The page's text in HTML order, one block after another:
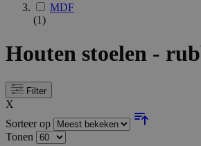
MDF
(1)
Houten stoelen -
Filter
X
Sorteer op
Tonen